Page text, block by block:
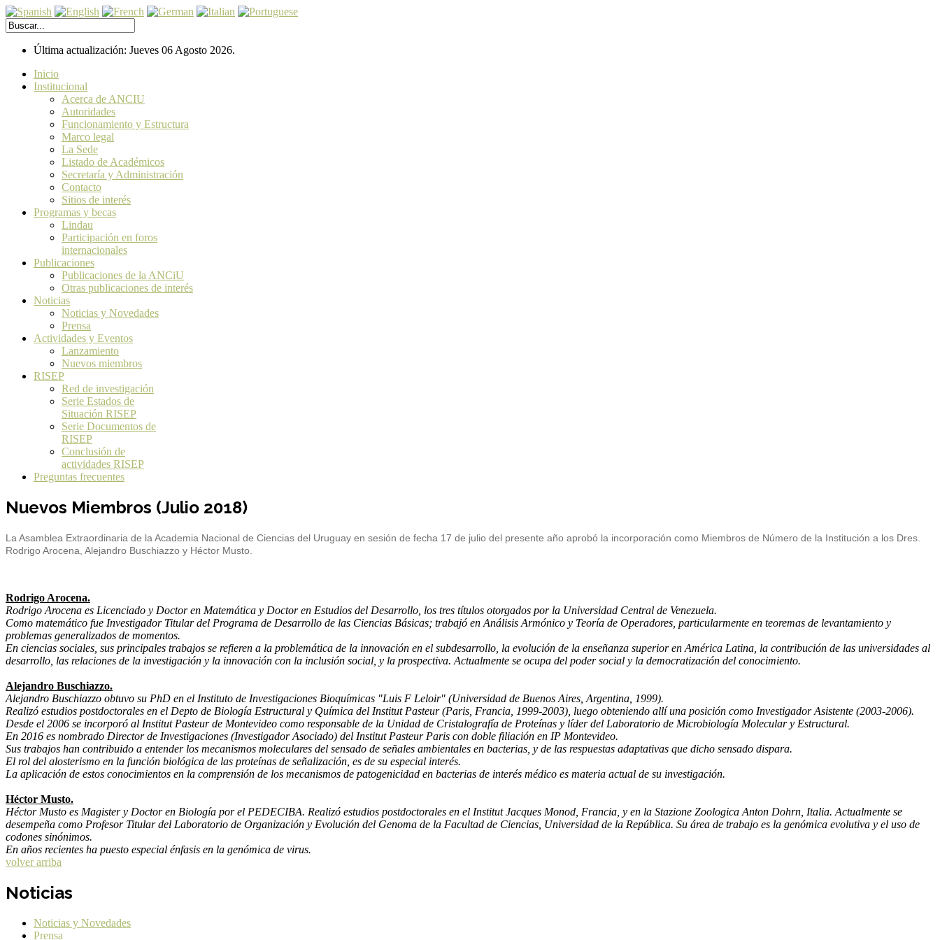
Última actualización: Jueves 06 Agosto 2026.
Inicio
Institucional
Acerca de ANCIU
Autoridades
Funcionamiento y Estructura
Marco legal
La Sede
Listado de Académicos
Secretaría y Administración
Contacto
Sitios de interés
Programas y becas
Lindau
Participación en foros
internacionales
Publicaciones
Publicaciones de la ANCiU
Otras publicaciones de interés
Noticias
Noticias y Novedades
Prensa
Actividades y Eventos
Lanzamiento
Nuevos miembros
RISEP
Red de investigación
Serie Estados de
Situación RISEP
Serie Documentos de
RISEP
Conclusión de
actividades RISEP
Preguntas frecuentes
Nuevos Miembros (Julio 2018)
La Asamblea Extraordinaria de la Academia Nacional de Ciencias del Uruguay en sesión de fecha 17 de julio del presente año aprobó la incorporación como Miembros de Número de la Institución a los Dres.
Rodrigo Arocena, Alejandro Buschiazzo y Héctor Musto.
Rodrigo Arocena.
Rodrigo Arocena es Licenciado y Doctor en Matemática y Doctor en Estudios del Desarrollo, los tres títulos otorgados por la Universidad Central de Venezuela.
Como matemático fue Investigador Titular del Programa de Desarrollo de las Ciencias Básicas; trabajó en Análisis Armónico y Teoría de Operadores, particularmente en teoremas de levantamiento y
problemas generalizados de momentos.
En ciencias sociales, sus principales trabajos se refieren a la problemática de la innovación en el subdesarrollo, la evolución de la enseñanza superior en América Latina, la contribución de las universidades al
desarrollo, las relaciones de la investigación y la innovación con la inclusión social, y la prospectiva. Actualmente se ocupa del poder social y la democratización del conocimiento.
Alejandro Buschiazzo.
Alejandro Buschiazzo obtuvo su PhD en el Instituto de Investigaciones Bioquímicas "Luis F Leloir" (Universidad de Buenos Aires, Argentina, 1999).
Realizó estudios postdoctorales en el Depto de Biología Estructural y Química del Institut Pasteur (Paris, Francia, 1999-2003), luego obteniendo allí una posición como Investigador Asistente (2003-2006).
Desde el 2006 se incorporó al Institut Pasteur de Montevideo como responsable de la Unidad de Cristalografía de Proteínas y líder del Laboratorio de Microbiología Molecular y Estructural.
En 2016 es nombrado Director de Investigaciones (Investigador Asociado) del Institut Pasteur Paris con doble filiación en IP Montevideo.
Sus trabajos han contribuido a entender los mecanismos moleculares del sensado de señales ambientales en bacterias, y de las respuestas adaptativas que dicho sensado dispara.
El rol del alosterismo en la función biológica de las proteínas de señalización, es de su especial interés.
La aplicación de estos conocimientos en la comprensión de los mecanismos de patogenicidad en bacterias de interés médico es materia actual de su investigación.
Héctor Musto.
Héctor Musto es Magister y Doctor en Biología por el PEDECIBA. Realizó estudios postdoctorales en el Institut Jacques Monod, Francia, y en la Stazione Zoologica Anton Dohrn, Italia. Actualmente se
desempeña como Profesor Titular del Laboratorio de Organización y Evolución del Genoma de la Facultad de Ciencias, Universidad de la República. Su área de trabajo es la genómica evolutiva y el uso de
codones sinónimos.
En años recientes ha puesto especial énfasis en la genómica de virus.
volver arriba
Noticias
Noticias y Novedades
Prensa